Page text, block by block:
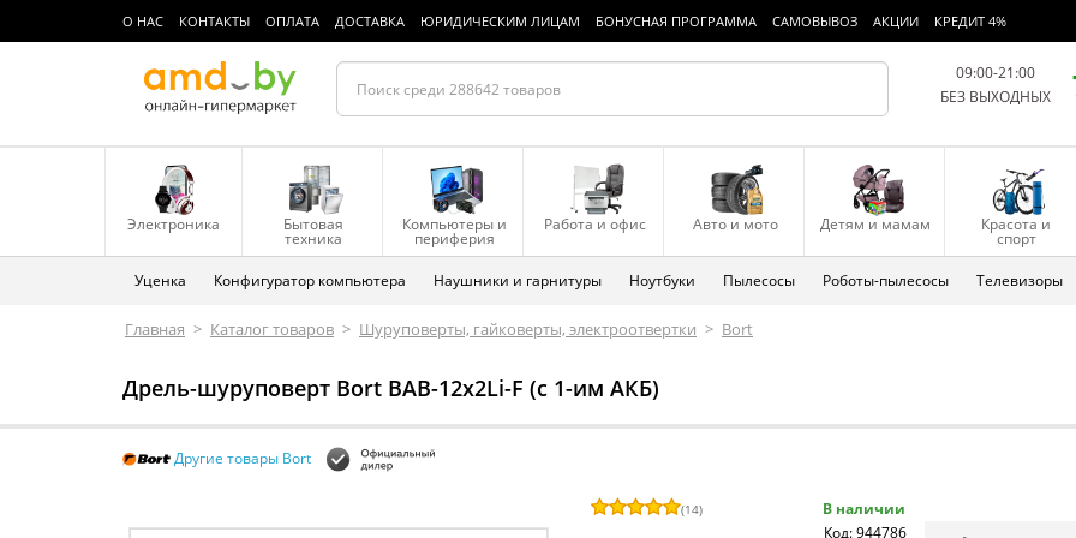
О НАС КОНТАКТЫ ОПЛАТА ДОСТАВКА ЮРИДИЧЕСКИМ ЛИЦАМ БОНУСНАЯ ПРОГРАММА САМОВЫВОЗ АКЦИИ КРЕДИТ 4%
09:00-21:00
БЕЗ ВЫХОДНЫХ
Электроника Бытовая
техника
Компьютеры и
периферия
Работа и офис Авто и мото Детям и мамам Красота и
спорт
Уценка Конфигуратор компьютера Наушники и гарнитуры Ноутбуки Пылесосы Роботы-пылесосы Телевизоры
Главная > Каталог товаров > Шуруповерты, гайковерты, электроотвертки > Bort
Дрель-шуруповерт Bort BAB-12x2Li-F (с 1-им АКБ)
Другие товары Bort
(14)
В наличии
Код: 944786